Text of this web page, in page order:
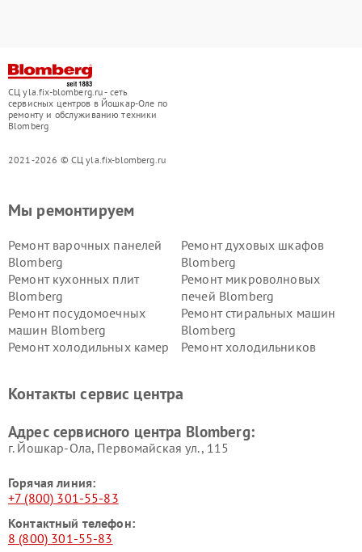
СЦ yla.fix-blomberg.ru - сеть
сервисных центров в Йошкар-Оле по
ремонту и обслуживанию техники
Blomberg
2021-2026 © СЦ yla.fix-blomberg.ru
Мы ремонтируем
Ремонт варочных панелей
Blomberg
Ремонт духовых шкафов
Blomberg
Ремонт кухонных плит
Blomberg
Ремонт микроволновых
печей Blomberg
Ремонт посудомоечных
машин Blomberg
Ремонт стиральных машин
Blomberg
Ремонт холодильных камер
Ремонт холодильников
Контакты сервис центра
Адрес сервисного центра Blomberg:
г. Йошкар-Ола, Первомайская ул., 115
Горячая линия:
+7 (800) 301-55-83
Контактный телефон:
8 (800) 301-55-83